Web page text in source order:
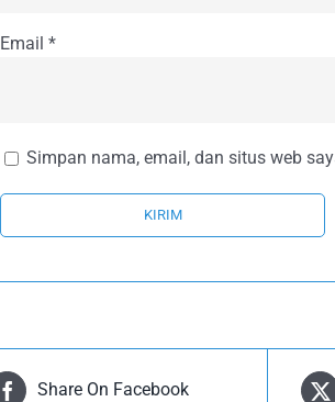
Email *
Simpan nama, email, dan situs web
Share On Facebook